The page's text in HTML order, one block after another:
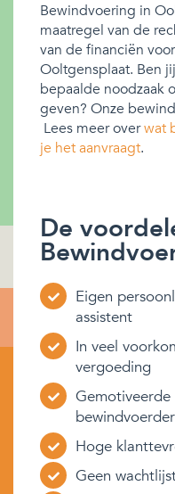
Bewindvoering in
maatregel van de
van de financiën
Ooltgensplaat. Ben
bepaalde noodzaak
geven? Onze
Lees meer overwat
je het aanvraagt.
De
Eigen
assistent
In veel
vergoeding
Hoge
Geen